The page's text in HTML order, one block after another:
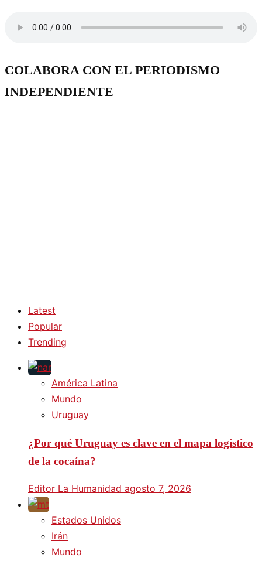
COLABORA CON EL PERIODISMO
INDEPENDIENTE
Latest
Popular
Trending
América Latina
Mundo
Uruguay
¿Por qué Uruguay es clave en el mapa logístico
de la cocaína?
Editor La Humanidad agosto 7, 2026
Estados Unidos
Irán
Mundo